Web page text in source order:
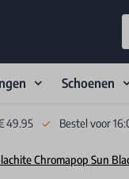
Schoenen
49.95 Bestel voor
Chromapop Sun